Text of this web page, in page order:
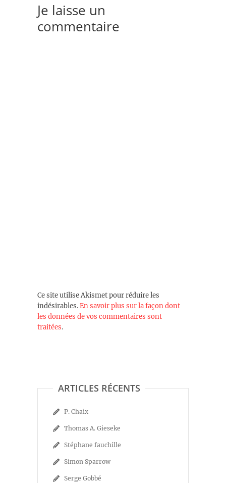
Je laisse un
commentaire
Ce site utilise Akismet pour réduire les
indésirables.En savoir plus sur la façon dont
les données de vos commentaires sont
traitées.
ARTICLES RÉCENTS
P. Chaix
Thomas A. Gieseke
Stéphane fauchille
Simon Sparrow
Serge Gobbé